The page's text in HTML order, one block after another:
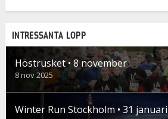
INTRESSANTA LOPP
Höstrusket • 8 november
8 nov 2025
Winter Run Stockholm • 31